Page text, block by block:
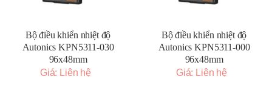
Bộ điều khiển nhiệt độ
Autonics KPN5311-030
96x48mm
Giá: Liên hệ
Bộ điều khiển nhiệt độ
Autonics KPN5311-000
96x48mm
Giá: Liên hệ